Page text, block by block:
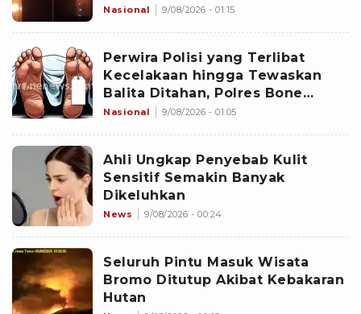
Pramono Pastikan Layanan Tetap
Nasional 9/08/2026 - 01:15
Perwira Polisi yang Terlibat
Kecelakaan hingga Tewaskan
Balita Ditahan, Polres Bone
Dalami Dugaan Rem Blong
Nasional 9/08/2026 - 01:05
Ahli Ungkap Penyebab Kulit
Sensitif Semakin Banyak
Dikeluhkan
News 9/08/2026 - 00:24
Seluruh Pintu Masuk Wisata
Bromo Ditutup Akibat Kebakaran
Hutan